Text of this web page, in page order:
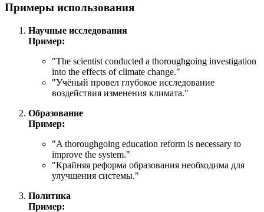
Примеры использования
Научные исследования
Пример:
"The scientist conducted a thoroughgoing investigation
into the effects of climate change."
"Учёный провел глубокое исследование
воздействия изменения климата."
Образование
Пример:
"A thoroughgoing education reform is necessary to
improve the system."
"Крайняя реформа образования необходима для
улучшения системы."
Политика
Пример: